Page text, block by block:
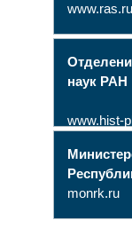
www.ras.ru
наук РАН
www.hist-
monrk.ru